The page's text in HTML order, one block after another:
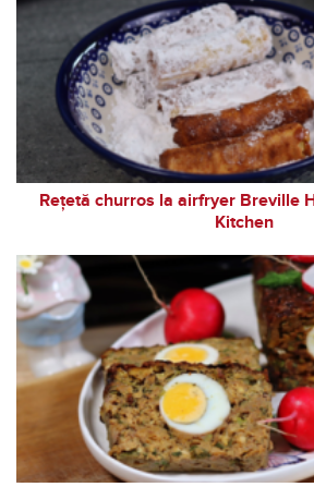
Rețetă churros la airfryer Breville
Kitchen